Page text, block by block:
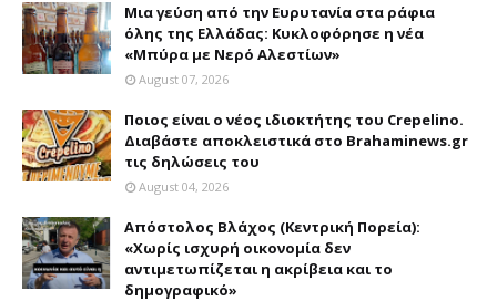
Mια γεύση από την Eυρυτανία στα ράφια
όλης της Ελλάδας: Κυκλοφόρησε η νέα
«Μπύρα με Nερό Aλεστίων»
August 07, 2026
Ποιος είναι ο νέος ιδιοκτήτης του Crepelino.
Διαβάστε αποκλειστικά στο Brahaminews.gr
τις δηλώσεις του
August 04, 2026
Απόστολος Βλάχος (Κεντρική Πορεία):
«Χωρίς ισχυρή οικονομία δεν
αντιμετωπίζεται η ακρίβεια και το
δημογραφικό»